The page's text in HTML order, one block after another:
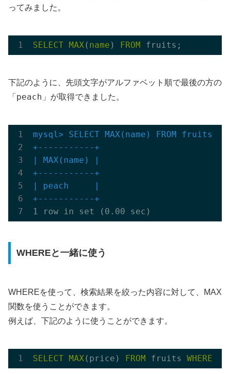
ってみました。
SELECT MAX( name ) FROM
下記のように、先頭文字がアルファベット順で最後の方の
「 peach 」が取得できました。
mysql> SELECT MAX(name) FROM fruits;
+-----------+
| MAX(name) |
+-----------+
| peach     |
+-----------+
WHEREと一緒に使う
WHEREを使って、検索結果を絞った内容に対して、MAX
関数を使うことができます。
例えば、下記のように使うことができます。
SELECT MAX(price) FROM fruits WHERE